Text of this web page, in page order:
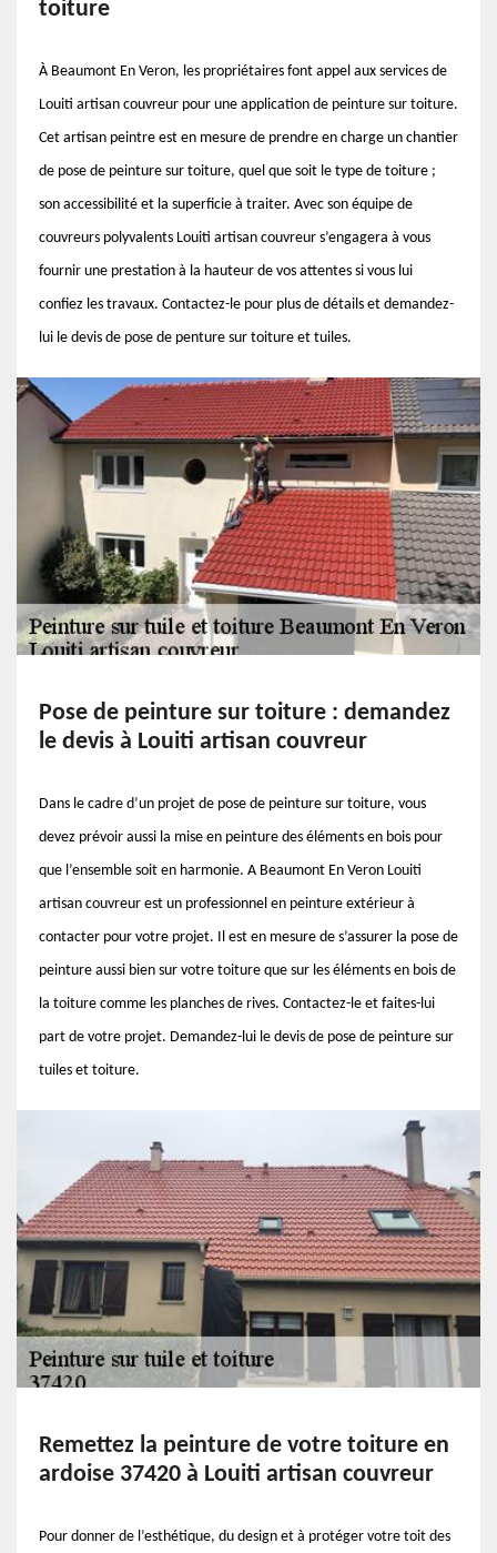
toiture
À Beaumont En Veron, les propriétaires font appel aux services de
Louiti artisan couvreur pour une application de peinture sur toiture.
Cet artisan peintre est en mesure de prendre en charge un chantier
de pose de peinture sur toiture, quel que soit le type de toiture ;
son accessibilité et la superficie à traiter. Avec son équipe de
couvreurs polyvalents Louiti artisan couvreur s’engagera à vous
fournir une prestation à la hauteur de vos attentes si vous lui
confiez les travaux. Contactez-le pour plus de détails et demandez-
lui le devis de pose de penture sur toiture et tuiles.
Pose de peinture sur toiture : demandez
le devis à Louiti artisan couvreur
Dans le cadre d’un projet de pose de peinture sur toiture, vous
devez prévoir aussi la mise en peinture des éléments en bois pour
que l’ensemble soit en harmonie. A Beaumont En Veron Louiti
artisan couvreur est un professionnel en peinture extérieur à
contacter pour votre projet. Il est en mesure de s’assurer la pose de
peinture aussi bien sur votre toiture que sur les éléments en bois de
la toiture comme les planches de rives. Contactez-le et faites-lui
part de votre projet. Demandez-lui le devis de pose de peinture sur
tuiles et toiture.
Remettez la peinture de votre toiture en
ardoise 37420 à Louiti artisan couvreur
Pour donner de l’esthétique, du design et à protéger votre toit des